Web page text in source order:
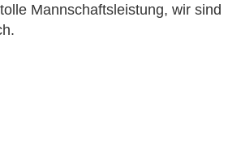
Mannschaftsleistung, wir sind